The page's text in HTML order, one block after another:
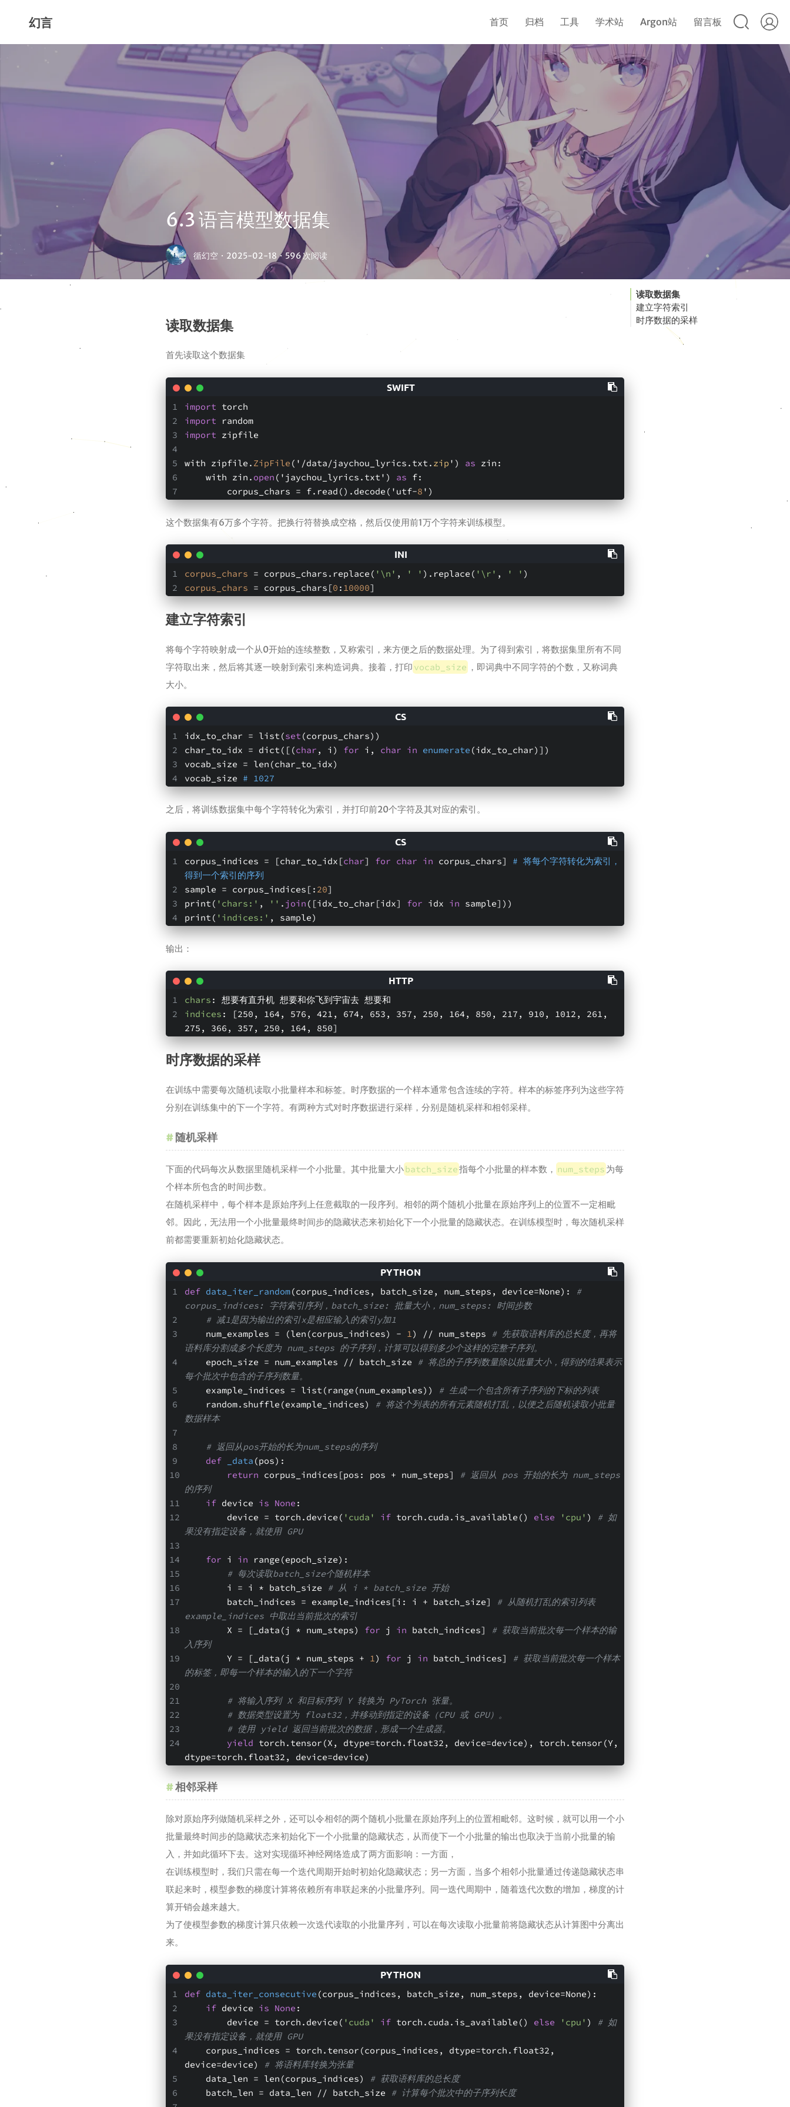
幻言 首页 归档 工具 学术站 Argon站 留言板
6.3 语言模型数据集
循幻空 · 2025-02-18 · 596 次阅读
读取数据集
首先读取这个数据集
import torch
import random
import zipfile
with zipfile. ZipFile ('/data/jaychou_lyrics.txt. zip ') as zin:
    with zin.
open ('jaychou_lyrics.txt') as f:
        corpus_chars = f.read().decode('utf-
8 ')
这个数据集有6万多个字符。把换行符替换成空格，然后仅使用前1万个字符来训练模型。
corpus_chars = corpus_chars.replace( '\n' , ' ' ).replace( '\r' , ' ' )
corpus_chars = corpus_chars[0 : 10000]
建立字符索引
将每个字符映射成一个从0开始的连续整数，又称索引，来方便之后的数据处理。为了得到索引，将数据集里所有不同
字符取出来，然后将其逐一映射到索引来构造词典。接着，打印 vocab_size ，即词典中不同字符的个数，又称词典
大小。
idx_to_char = list(set (corpus_chars))
char_to_idx = dict([(char , i) for i, char in enumerate (idx_to_char)])
vocab_size = len(char_to_idx)
vocab_size # 1027
之后，将训练数据集中每个字符转化为索引，并打印前20个字符及其对应的索引。
corpus_indices = [char_to_idx[char] for char in corpus_chars] # 将每个字符转化为索引，
得到一个索引的序列
sample = corpus_indices[: 20]
print( 'chars:' , '' . join ([idx_to_char[idx] for idx in sample]))
print( 'indices:' , sample)
输出：
chars : 想要有直升机 想要和你飞到宇宙去 想要和
indices : [250, 164, 576, 421, 674, 653, 357, 250, 164, 850, 217, 910, 1012, 261,
275, 366, 357, 250, 164, 850]
时序数据的采样
在训练中需要每次随机读取小批量样本和标签。时序数据的一个样本通常包含连续的字符。样本的标签序列为这些字符
分别在训练集中的下一个字符。有两种方式对时序数据进行采样，分别是随机采样和相邻采样。
随机采样
下面的代码每次从数据里随机采样一个小批量。其中批量大小batch_size指每个小批量的样本数， num_steps 为每
个样本所包含的时间步数。
在随机采样中，每个样本是原始序列上任意截取的一段序列。相邻的两个随机小批量在原始序列上的位置不一定相毗
邻。因此，无法用一个小批量最终时间步的隐藏状态来初始化下一个小批量的隐藏状态。在训练模型时，每次随机采样
前都需要重新初始化隐藏状态。
def data_iter_random(corpus_indices, batch_size, num_steps, device=None) :
#
corpus_indices: 字符索引序列，batch_size: 批量大小，num_steps: 时间步数
# 减1是因为输出的索引x是相应输入的索引y加1
    num_examples = (len(corpus_indices) -
1 ) // num_steps
# 先获取语料库的总长度，再将
语料库分割成多个长度为 num_steps 的子序列，计算可以得到多少个这样的完整子序列。
    epoch_size = num_examples // batch_size
# 将总的子序列数量除以批量大小，得到的结果表示
每个批次中包含的子序列数量。
    example_indices = list(range(num_examples))
# 生成一个包含所有子序列的下标的列表
    random.shuffle(example_indices)
# 将这个列表的所有元素随机打乱，以便之后随机读取小批量
数据样本
# 返回从pos开始的长为num_steps的序列
def
_data (pos) :
return corpus_indices[pos: pos + num_steps]
# 返回从 pos 开始的长为 num_steps
的序列
if device is None :
        device = torch.device(
'cuda' if torch.cuda.is_available() else 'cpu' )
# 如
果没有指定设备，就使用 GPU
for i in range(epoch_size):
# 每次读取batch_size个随机样本
        i = i * batch_size
# 从 i * batch_size 开始
        batch_indices = example_indices[i: i + batch_size]
# 从随机打乱的索引列表
example_indices 中取出当前批次的索引
        X = [_data(j * num_steps)
for j in batch_indices]
# 获取当前批次每一个样本的输
入序列
        Y = [_data(j * num_steps +
1 ) for j in batch_indices]
# 获取当前批次每一个样本
的标签，即每一个样本的输入的下一个字符
# 将输入序列 X 和目标序列 Y 转换为 PyTorch 张量。
# 数据类型设置为 float32，并移动到指定的设备（CPU 或 GPU）。
# 使用 yield 返回当前批次的数据，形成一个生成器。
yield torch.tensor(X, dtype=torch.float32, device=device), torch.tensor(Y,
dtype=torch.float32, device=device)
相邻采样
除对原始序列做随机采样之外，还可以令相邻的两个随机小批量在原始序列上的位置相毗邻。这时候，就可以用一个小
批量最终时间步的隐藏状态来初始化下一个小批量的隐藏状态，从而使下一个小批量的输出也取决于当前小批量的输
入，并如此循环下去。这对实现循环神经网络造成了两方面影响：一方面，
在训练模型时，我们只需在每一个迭代周期开始时初始化隐藏状态；另一方面，当多个相邻小批量通过传递隐藏状态串
联起来时，模型参数的梯度计算将依赖所有串联起来的小批量序列。同一迭代周期中，随着迭代次数的增加，梯度的计
算开销会越来越大。
为了使模型参数的梯度计算只依赖一次迭代读取的小批量序列，可以在每次读取小批量前将隐藏状态从计算图中分离出
来。
def data_iter_consecutive (corpus_indices, batch_size, num_steps, device=None) :
if device is None :
        device = torch.device(
'cuda' if torch.cuda.is_available() else 'cpu' )
# 如
果没有指定设备，就使用 GPU
device=device)
# 将语料库转换为张量
    data_len = len(corpus_indices)
# 获取语料库的总长度
    batch_len = data_len // batch_size
# 计算每个批次中的子序列长度
读取数据集
建立字符索引
时序数据的采样
随机采样